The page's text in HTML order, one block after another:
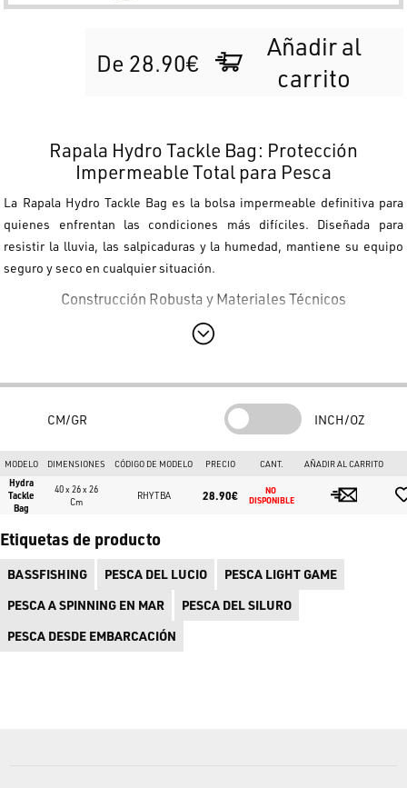
De 28.90€
Añadir al
carrito
Rapala Hydro Tackle Bag: Protección
Impermeable Total para Pesca
La Rapala Hydro Tackle Bag es la bolsa impermeable definitiva para
quienes enfrentan las condiciones más difíciles. Diseñada para
resistir la lluvia, las salpicaduras y la humedad, mantiene su equipo
seguro y seco en cualquier situación.
Construcción Robusta y Materiales Técnicos
Con un cuerpo impermeable de1 mm de espesor
reforzado, esta bolsa protege su equipo de los elementos. Es
Capacidad y Organización
Almacenamiento:Capacidad para hastacinco cajas Rapala 356
Componentes:
ambientes salinos.
pesca online más grande de Europa.
CM/GR INCH/OZ
MODELO DIMENSIONES CÓDIGO DE MODELO PRECIO CANT. AÑADIR AL CARRITO
Hydra
Tackle
Bag
40 x 26 x 26
Cm
RHYTBA 28.90€
NO
DISPONIBLE
Etiquetas de producto
BASSFISHING PESCA DEL LUCIO
PESCA LIGHT GAME
PESCA A SPINNING EN MAR
PESCA DEL SILURO
PESCA DESDE EMBARCACIÓN